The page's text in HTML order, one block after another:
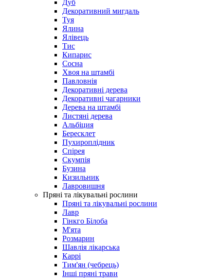
Дуб
Декоративний мигдаль
Туя
Ялина
Ялівець
Тис
Кипарис
Сосна
Хвоя на штамбі
Павловнія
Декоративні дерева
Декоративні чагарники
Дерева на штамбі
Листяні дерева
Альбіция
Бересклет
Пухироплідник
Спірея
Скумпія
Бузина
Кизильник
Лавровишня
Пряні та лікувальні рослини
Пряні та лікувальні рослини
Лавр
Гінкго Білоба
М'ята
Розмарин
Шавлія лікарська
Каррі
Тим'ян (чебрець)
Інші пряні трави